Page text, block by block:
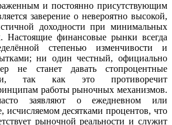
и постоянно присутствующим
заверение о невероятно высокой,
доходности при минимальных
Настоящие финансовые рынки всегда
степенью изменчивости и
ни один честный, официально
не станет давать стопроцентные
так как это противоречит
работы рыночных механизмов.
заявляют о ежедневном или
исчисляемом десятками процентов, что
рыночной реальности и служит